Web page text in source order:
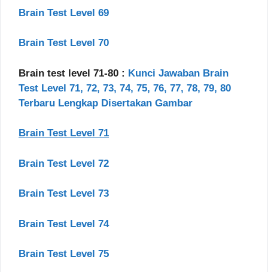
Brain Test Level 69
Brain Test Level 70
Brain test level 71-80 : Kunci Jawaban Brain
Test Level 71, 72, 73, 74, 75, 76, 77, 78, 79, 80
Terbaru Lengkap Disertakan Gambar
Brain Test Level 71
Brain Test Level 72
Brain Test Level 73
Brain Test Level 74
Brain Test Level 75